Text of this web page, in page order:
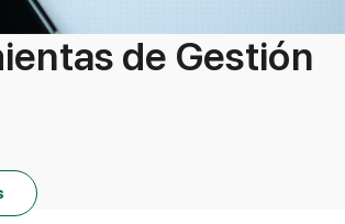
de Gestión